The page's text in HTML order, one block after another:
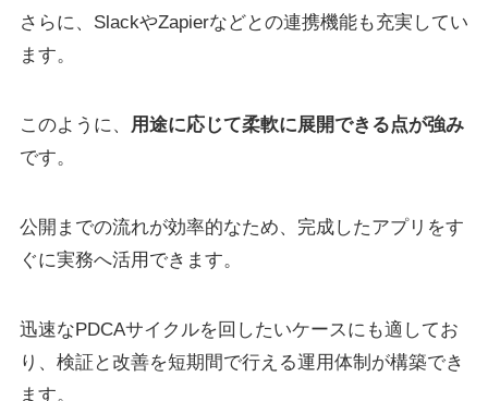
さらに、SlackやZapierなどとの連携機能も充実してい
ます。
このように、 用途に応じて柔軟に展開できる点が強み
です。
公開までの流れが効率的なため、完成したアプリをす
ぐに実務へ活用できます。
迅速なPDCAサイクルを回したいケースにも適してお
り、検証と改善を短期間で行える運用体制が構築でき
ます。